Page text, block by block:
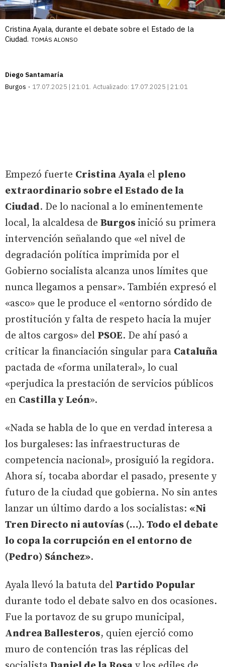
Cristina Ayala, durante el debate sobre el Estado de la
Ciudad. TOMÁS ALONSO
Diego Santamaría
Burgos
17.07.2025 | 21:01 Actualizado: 17.07.2025 | 21:01
Empezó fuerte Cristina Ayala el pleno
extraordinario sobre el Estado de la
Ciudad. De lo nacional a lo eminentemente
local, la alcaldesa de Burgos inició su primera
intervención señalando que «el nivel de
degradación política imprimida por el
Gobierno socialista alcanza unos límites que
nunca llegamos a pensar». También expresó el
«asco» que le produce el «entorno sórdido de
prostitución y falta de respeto hacia la mujer
de altos cargos» del PSOE. De ahí pasó a
criticar la financiación singular para Cataluña
pactada de «forma unilateral», lo cual
«perjudica la prestación de servicios públicos
en Castilla y León».
«Nada se habla de lo que en verdad interesa a
los burgaleses: las infraestructuras de
competencia nacional», prosiguió la regidora.
Ahora sí, tocaba abordar el pasado, presente y
futuro de la ciudad que gobierna. No sin antes
lanzar un último dardo a los socialistas: «Ni
Tren Directo ni autovías (...). Todo el debate
lo copa la corrupción en el entorno de
(Pedro) Sánchez».
Ayala llevó la batuta del Partido Popular
durante todo el debate salvo en dos ocasiones.
Fue la portavoz de su grupo municipal,
Andrea Ballesteros, quien ejerció como
muro de contención tras las réplicas del